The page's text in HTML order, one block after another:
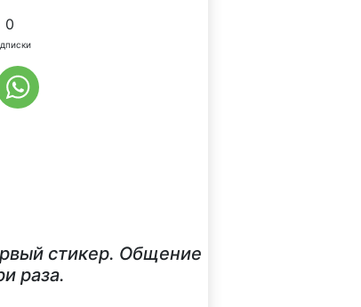
0
стикер. Общение
раза.